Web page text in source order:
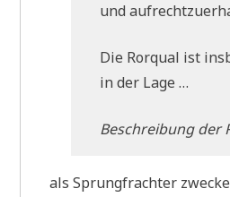
und
Die Rorqual ist
in der Lage …
Beschreibung der
als Sprungfrachter